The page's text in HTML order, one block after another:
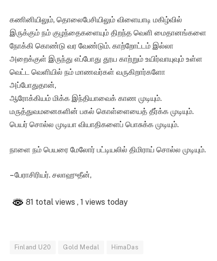
கணினியிலும், தொலைபேசியிலும் விளையாடி மகிழ்வில்
இருக்கும் நம் குழந்தைகளையும் திறந்த வெளி மைதானங்களை
நோக்கி கொண்டு வர வேண்டும். காற்றோட்டம் இல்லா
அறைக்குள் இருந்து எப்போது தூய காற்றும் உயிர்வாயுவும் உள்ள
வெட்ட வெளியில் நம் மாணவர்கள் வருகிறார்களோ
அப்போதுதான்,
ஆரோக்கியம் மிக்க இந்தியாவைக் காண முடியும்.
மருத்துவமனைகளின் பகல் கொள்ளையைத் தீர்க்க முடியும்.
பெயர் சொல்ல முடியா வியாதிகளைப் பொசுக்க முடியும்.
நாளை நம் பெயரை மேலோர் பட்டியலில் திமிராய் சொல்ல முடியும்.
– பேராசிரியர். சலாஹுதீன்,
81 total views , 1 views today
Finland U20 Gold Medal HimaDas